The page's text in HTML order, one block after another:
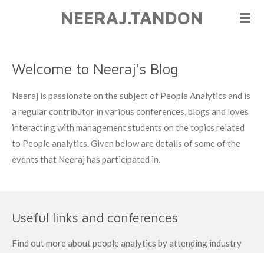
hoofdinhoud
NEERAJ.TANDON
Welcome to Neeraj's Blog
Neeraj is passionate on the subject of People Analytics and is
a regular contributor in various conferences, blogs and loves
interacting with management students on the topics related
to People analytics. Given below are details of some of the
events that Neeraj has participated in.
Useful links and conferences
Find out more about people analytics by attending industry